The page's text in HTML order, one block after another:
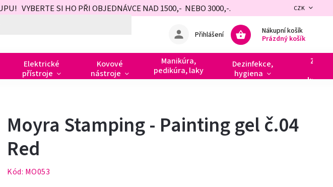
VYBERTE SI HO PŘI OBJEDNÁVCE NAD 1500,- NEBO 3000,-. CZK
Nákupní košík
Prázdný košík
Přihlášení
Elektrické
přístroje
Kovové
nástroje
Manikúra,
pedikúra, laky
Dezinfekce,
hygiena
Moyra Stamping - Painting gel č.04
Red
Kód: MO053